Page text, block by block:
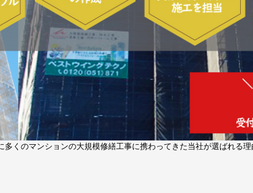
くのマンションの大規模修繕工事に携わってきた当社が選ばれる